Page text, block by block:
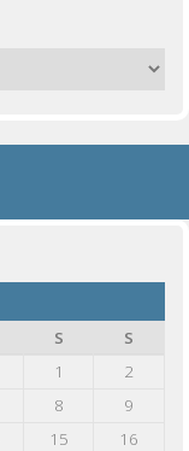
S
S
1
2
8
9
15
16